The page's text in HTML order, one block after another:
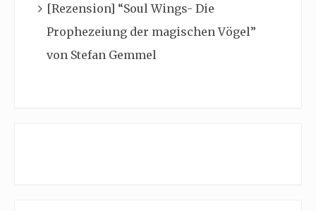
[Rezension] “Soul Wings- Die
Prophezeiung der magischen Vögel”
von Stefan Gemmel